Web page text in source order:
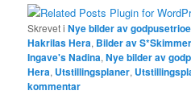
Skrevet i Nye bilder av
Hakrilas Hera, Bilder av
Ingave's Nadina,Nye bilder av
Hera, Utstillingsplaner,
kommentar